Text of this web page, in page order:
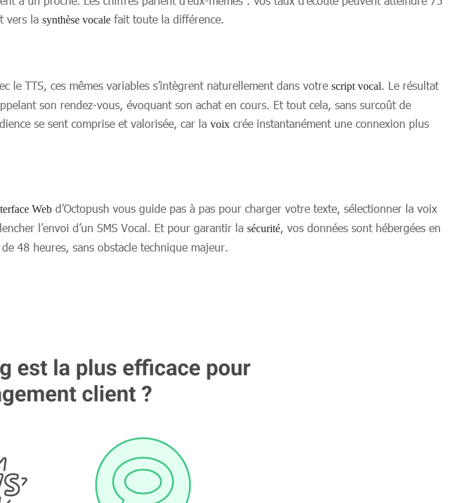
vers la synthèse vocale fait toute la différence.
TTS, ces mêmes variables s’intègrent naturellement dans votre script vocal. Le résultat
son rendez-vous, évoquant son achat en cours. Et tout cela, sans surcoût de
se sent comprise et valorisée, car la voix crée instantanément une connexion plus
Web d’Octopush vous guide pas à pas pour charger votre texte, sélectionner la voix
l’envoi d’un SMS Vocal. Et pour garantir la sécurité, vos données sont hébergées en
48 heures, sans obstacle technique majeur.